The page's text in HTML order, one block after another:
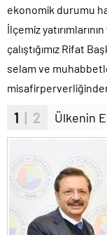
kızılay
escort
çankaya
escort
rus
ekonomik durumu
İlçemiz
çalıştığımız Rifat
selam ve
1 | 2 Ülkenin